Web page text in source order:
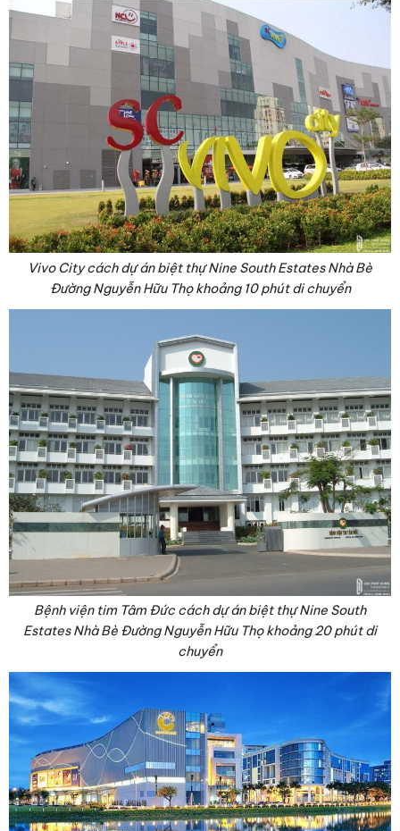
Vivo City cách dự án biệt thự Nine South Estates Nhà Bè
Đường Nguyễn Hữu Thọ khoảng 10 phút di chuyển
Bệnh viện tim Tâm Đức cách dự án biệt thự Nine South
Estates Nhà Bè Đường Nguyễn Hữu Thọ khoảng 20 phút di
chuyển